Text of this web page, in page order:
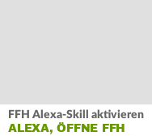
FFH Alexa-Skill aktivieren
ALEXA, ÖFFNE FFH